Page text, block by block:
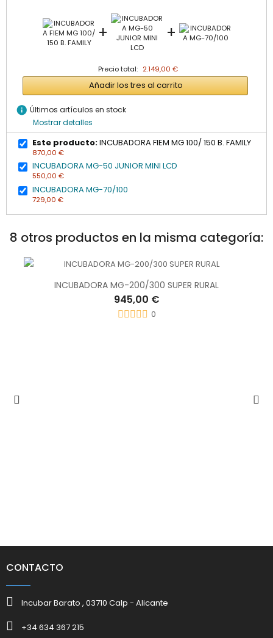
+ +
Precio total: 2.149,00 €
Añadir los tres al carrito
info Últimos artículos en stock
Mostrar detalles
Este producto:INCUBADORA FIEM MG 100/ 150 B. FAMILY
870,00 €
INCUBADORA MG-50 JUNIOR MINI LCD
550,00 €
INCUBADORA MG-70/100
729,00 €
8 otros productos en la misma categoría:
INCUBADORA MG-200/300 SUPER RURAL
945,00 €
0
CONTACTO
Incubar Barato , 03710 Calp - Alicante
+34 634 367 215